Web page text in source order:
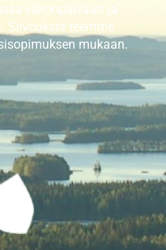
viikonpäivään ja
Siivouksia teemme
mukaan.